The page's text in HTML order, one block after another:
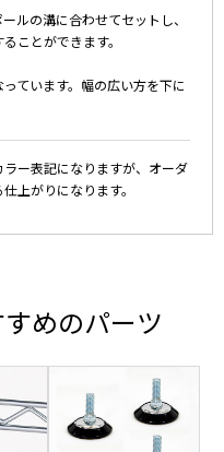
ルの溝に合わせてセットし、
ことができます。
ています。幅の広い方を下に
ー表記になりますが、オーダ
上がりになります。
めのパーツ